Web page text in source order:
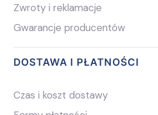
Zwroty i reklamacje
Gwarancje producentów
DOSTAWA I PŁATNOŚCI
Czas i koszt dostawy